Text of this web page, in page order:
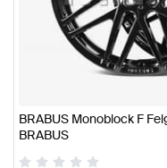
BRABUS Monoblock F
BRABUS